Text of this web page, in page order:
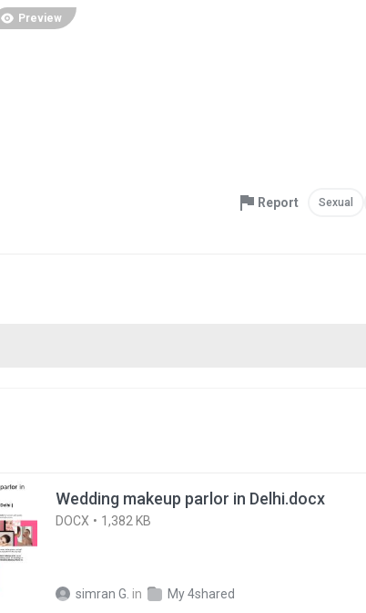
Preview
Report Sexual
Wedding makeup parlor in Delhi.docx
DOCX 1,382 KB
simran G. in My 4shared